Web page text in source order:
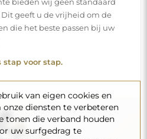
behouden, volstaat een
Als u kiest voor specifieke
dat ze een neutrale pH
zuren bevatten – zo bewaart
gedurende vele jaren.
van eigen cookies en
diensten te verbeteren
tonen die verband houden
uw surfgedrag te